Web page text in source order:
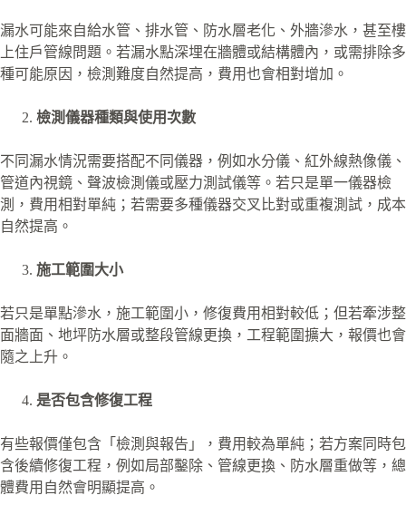
漏水可能來自給水管、排水管、防水層老化、外牆滲水，甚至樓
上住戶管線問題。若漏水點深埋在牆體或結構體內，或需排除多
種可能原因，檢測難度自然提高，費用也會相對增加。
檢測儀器種類與使用次數
不同漏水情況需要搭配不同儀器，例如水分儀、紅外線熱像儀、
管道內視鏡、聲波檢測儀或壓力測試儀等。若只是單一儀器檢
測，費用相對單純；若需要多種儀器交叉比對或重複測試，成本
自然提高。
施工範圍大小
若只是單點滲水，施工範圍小，修復費用相對較低；但若牽涉整
面牆面、地坪防水層或整段管線更換，工程範圍擴大，報價也會
隨之上升。
是否包含修復工程
有些報價僅包含「檢測與報告」，費用較為單純；若方案同時包
含後續修復工程，例如局部鑿除、管線更換、防水層重做等，總
體費用自然會明顯提高。